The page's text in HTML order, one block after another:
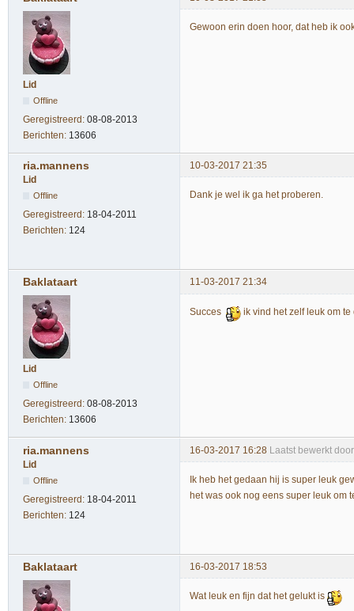
Lid
Offline
Geregistreerd: 08-08-2013
Berichten: 13606
Gewoon erin doen hoor, dat heb ik
ria.mannens
10-03-2017 21:35
Lid
Offline
Geregistreerd: 18-04-2011
Berichten: 124
Dank je wel ik ga het proberen.
Baklataart 11-03-2017 21:34
Lid
Offline
Geregistreerd: 08-08-2013
Berichten: 13606
Succes ik vind het zelf leuk om te
ria.mannens 16-03-2017 16:28 Laatst bewerkt
Lid
Offline
Geregistreerd: 18-04-2011
Berichten: 124
Ik heb het gedaan hij is super leuk
het was ook nog eens super leuk om
Baklataart 16-03-2017 18:53
Wat leuk en fijn dat het gelukt is